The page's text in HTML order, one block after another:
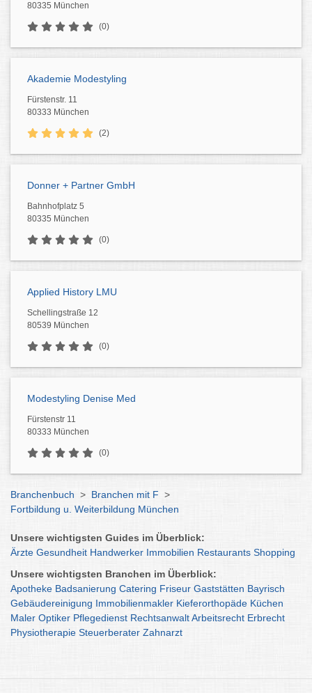
80335 München
(0)
Akademie Modestyling
Fürstenstr. 11
80333 München
(2)
Donner + Partner GmbH
Bahnhofplatz 5
80335 München
(0)
Applied History LMU
Schellingstraße 12
80539 München
(0)
Modestyling Denise Med
Fürstenstr 11
80333 München
(0)
Branchenbuch > Branchen mit F >
Fortbildung u. Weiterbildung München
Unsere wichtigsten Guides im Überblick:
Ärzte Gesundheit Handwerker Immobilien Restaurants Shopping
Unsere wichtigsten Branchen im Überblick:
Apotheke Badsanierung Catering Friseur Gaststätten Bayrisch
Gebäudereinigung Immobilienmakler Kieferorthopäde Küchen
Maler Optiker Pflegedienst RechtsanwaltArbeitsrecht Erbrecht
Physiotherapie Steuerberater Zahnarzt